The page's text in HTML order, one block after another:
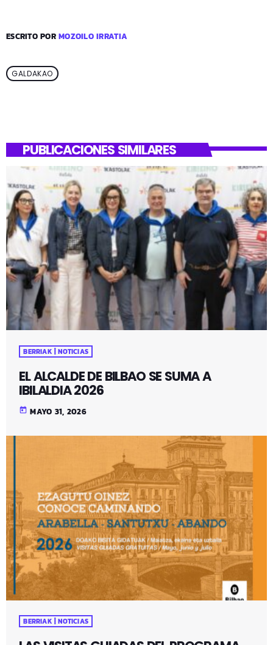
ESCRITO PORMOZOILO IRRATIA
GALDAKAO
PUBLICACIONES SIMILARES
BERRIAK | NOTICIAS
EL ALCALDE DE BILBAO SE SUMA A
IBILALDIA 2026
today MAYO 31, 2026
BERRIAK | NOTICIAS